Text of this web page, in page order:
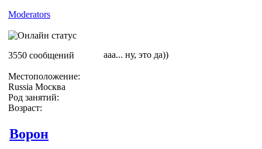
Moderators
3550 сообщений
Местоположение:
Russia Москва
Род занятий:
Возраст:
ааа... ну, это да))
Ворон